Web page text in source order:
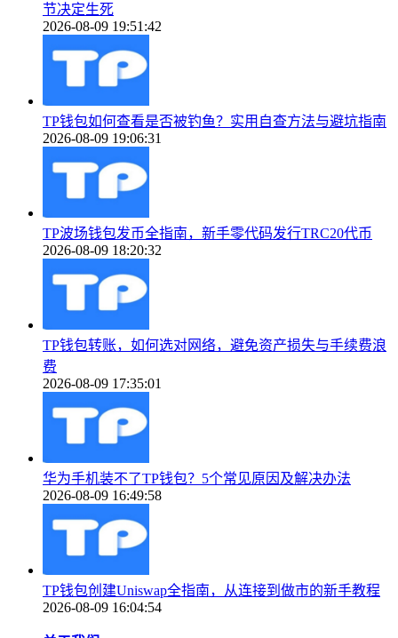
节决定生死
2026-08-09 19:51:42
TP钱包如何查看是否被钓鱼？实用自查方法与避坑指南
2026-08-09 19:06:31
TP波场钱包发币全指南，新手零代码发行TRC20代币
2026-08-09 18:20:32
TP钱包转账，如何选对网络，避免资产损失与手续费浪
费
2026-08-09 17:35:01
华为手机装不了TP钱包？5个常见原因及解决办法
2026-08-09 16:49:58
TP钱包创建Uniswap全指南，从连接到做市的新手教程
2026-08-09 16:04:54